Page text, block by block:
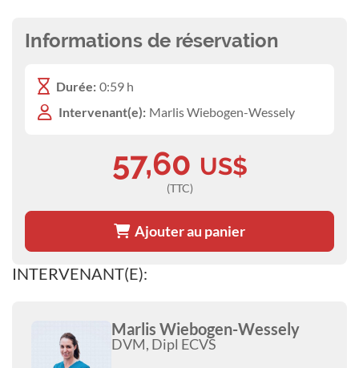
INTERVENANT(E):
Marlis Wiebogen-Wessely
DVM, Dipl ECVS
Informations de réservation
Durée: 0:59 h
Intervenant(e): Marlis Wiebogen-Wessely
57,60 US$
(TTC)
Ajouter au panier